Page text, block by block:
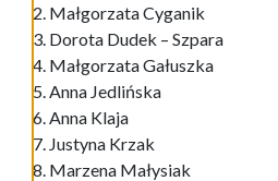
2. Małgorzata Cyganik
3. Dorota Dudek – Szpara
4. Małgorzata Gałuszka
5. Anna Jedlińska
6. Anna Klaja
7. Justyna Krzak
8. Marzena Małysiak